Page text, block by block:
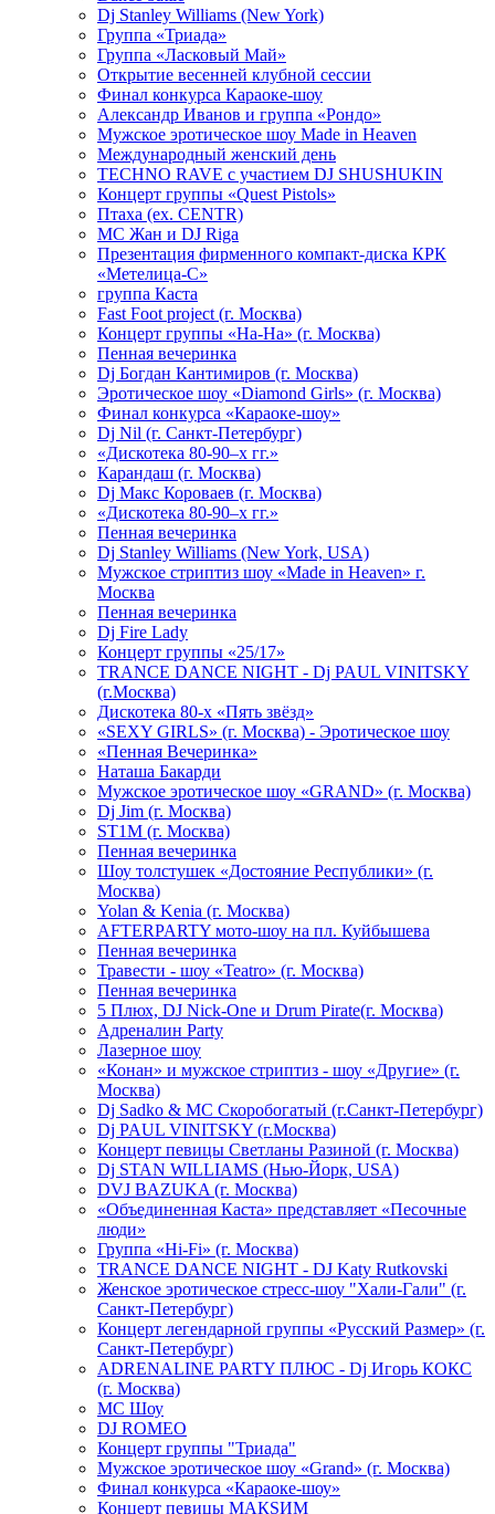
Dj Stanley Williams (New York)
Группа «Триада»
Группа «Ласковый Май»
Открытие весенней клубной сессии
Финал конкурса Караоке-шоу
Александр Иванов и группа «Рондо»
Мужское эротическое шоу Made in Heaven
Международный женский день
TECHNO RAVE с участием DJ SHUSHUKIN
Концерт группы «Quest Pistols»
Птаха (ex. CENTR)
МС Жан и DJ Riga
Презентация фирменного компакт-диска КРК
«Метелица-С»
группа Каста
Fast Foot project (г. Москва)
Концерт группы «На-На» (г. Москва)
Пенная вечеринка
Dj Богдан Кантимиров (г. Москва)
Эротическое шоу «Diamond Girls» (г. Москва)
Финал конкурса «Караоке-шоу»
Dj Nil (г. Санкт-Петербург)
«Дискотека 80-90–х гг.»
Карандаш (г. Москва)
Dj Макс Короваев (г. Москва)
«Дискотека 80-90–х гг.»
Пенная вечеринка
Dj Stanley Williams (New York, USA)
Мужское стриптиз шоу «Made in Heaven» г.
Москва
Пенная вечеринка
Dj Fire Lady
Концерт группы «25/17»
TRANCE DANCE NIGHT - Dj PAUL VINITSKY
(г.Москва)
Дискотека 80-х «Пять звёзд»
«SEXY GIRLS» (г. Москва) - Эротическое шоу
«Пенная Вечеринка»
Hаташа Бакарди
Мужское эротическое шоу «GRAND» (г. Москва)
Dj Jim (г. Москва)
ST1M (г. Москва)
Пенная вечеринка
Шоу толстушек «Достояние Республики» (г.
Москва)
Yolan & Kenia (г. Москва)
AFTERPARTY мото-шоу на пл. Куйбышева
Пенная вечеринка
Травести - шоу «Teatro» (г. Москва)
Пенная вечеринка
5 Плюх, DJ Nick-One и Drum Pirate(г. Москва)
Адреналин Party
Лазерное шоу
«Конан» и мужское стриптиз - шоу «Другие» (г.
Москва)
Dj Sadko & МС Скоробогатый (г.Санкт-Петербург)
Dj PAUL VINITSKY (г.Москва)
Концерт певицы Светланы Разиной (г. Москва)
Dj STAN WILLIAMS (Нью-Йорк, USA)
DVJ BAZUKA (г. Москва)
«Объединенная Каста» представляет «Песочные
люди»
Группа «Hi-Fi» (г. Москва)
TRANCE DANCE NIGHT - DJ Katy Rutkovski
Женское эротическое стресс-шоу "Хали-Гали" (г.
Санкт-Петербург)
Концерт легендарной группы «Русский Размер» (г.
Санкт-Петербург)
ADRENALINE PARTY ПЛЮС - Dj Игорь КОКС
(г. Москва)
MC Шоу
DJ ROMEO
Концерт группы "Триада"
Мужское эротическое шоу «Grand» (г. Москва)
Финал конкурса «Караоке-шоу»
Концерт певицы МАКSИМ